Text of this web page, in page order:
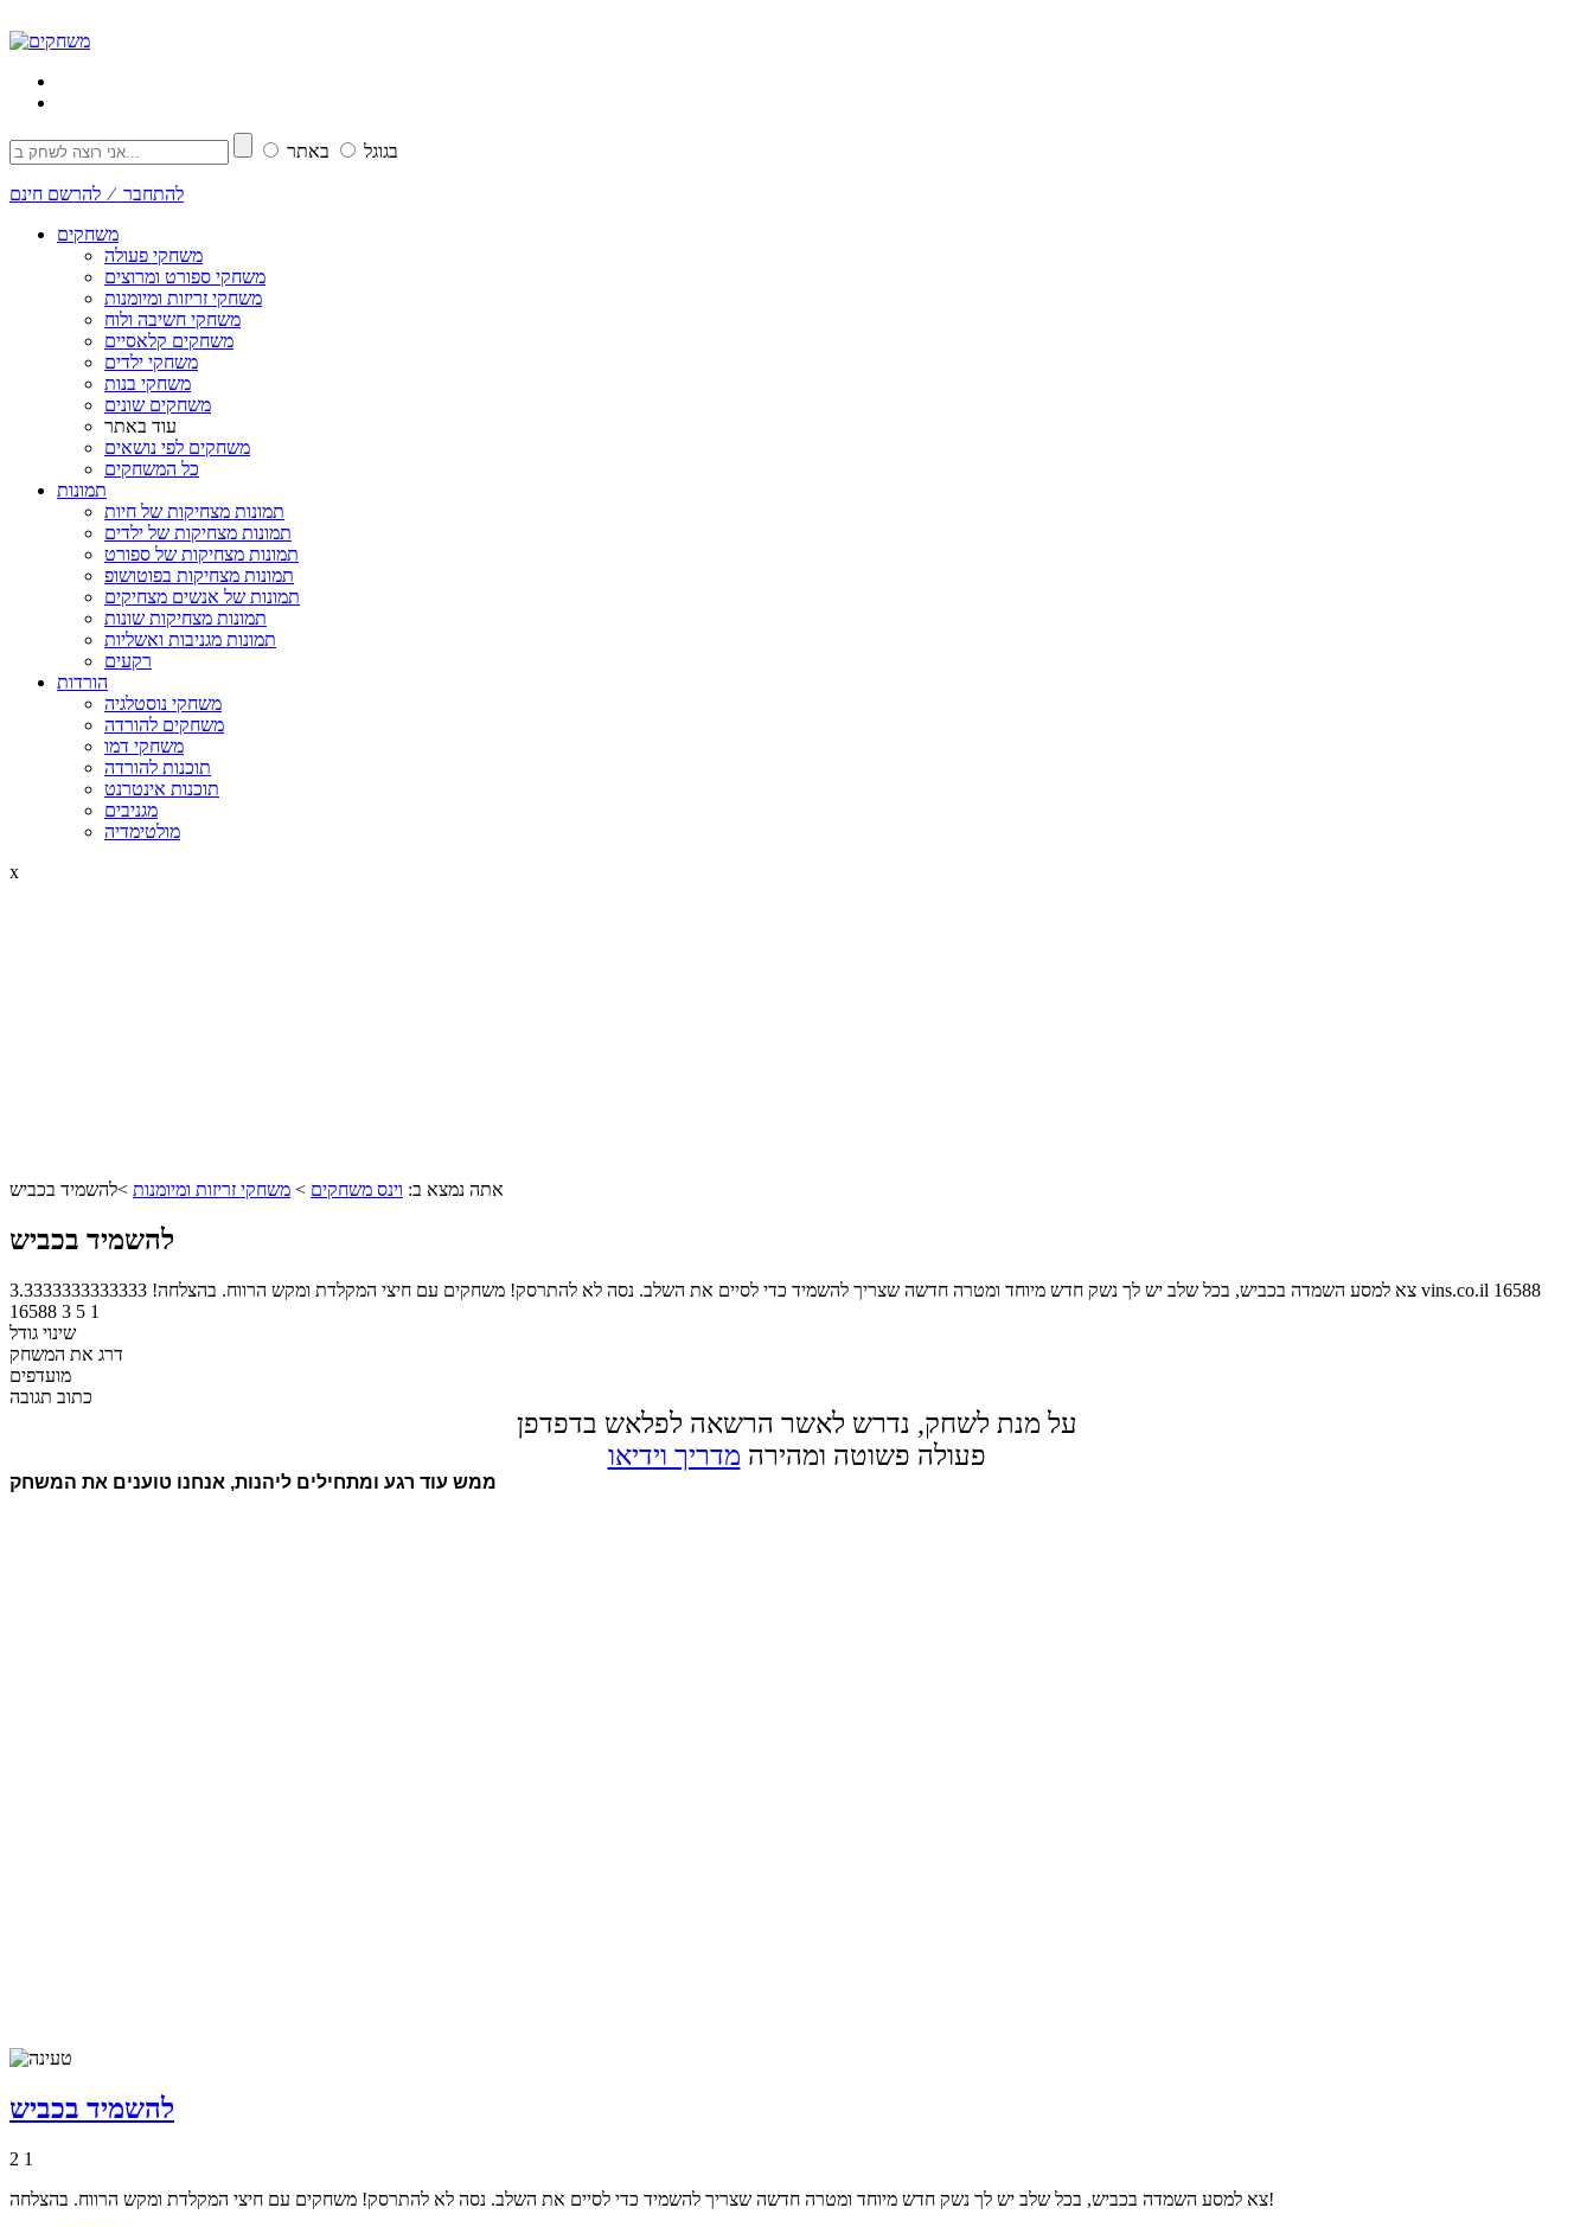
בגוגל באתר
להתחבר ⁄ להרשם חינם
משחקים
משחקי פעולה
משחקי ספורט ומרוצים
משחקי זריזות ומיומנות
משחקי חשיבה ולוח
משחקים קלאסיים
משחקי ילדים
משחקי בנות
משחקים שונים
עוד באתר
משחקים לפי נושאים
כל המשחקים
תמונות
תמונות מצחיקות של חיות
תמונות מצחיקות של ילדים
תמונות מצחיקות של ספורט
תמונות מצחיקות בפוטושופ
תמונות של אנשים מצחיקים
תמונות מצחיקות שונות
תמונות מגניבות ואשליות
רקעים
הורדות
משחקי נוסטלגיה
משחקים להורדה
משחקי דמו
תוכנות להורדה
תוכנות אינטרנט
מגניבים
מולטימדיה
x
אתה נמצא ב: וינס משחקים > משחקי זריזות ומיומנות >להשמיד בכביש
להשמיד בכביש
צא למסע השמדה בכביש, בכל שלב יש לך נשק חדש מיוחד ומטרה חדשה שצריך להשמיד כדי לסיים את השלב. נסה לא להתרסק! משחקים עם חיצי המקלדת ומקש הרווח. בהצלחה! 3.3333333333333 vins.co.il 16588
16588 3 5 1
שינוי גודל
דרג את המשחק
מועדפים
כתוב תגובה
על מנת לשחק, נדרש לאשר הרשאה לפלאש בדפדפן
פעולה פשוטה ומהירה מדריך וידיאו
ממש עוד רגע ומתחילים ליהנות, אנחנו טוענים את המשחק
להשמיד בכביש
2 1
צא למסע השמדה בכביש, בכל שלב יש לך נשק חדש מיוחד ומטרה חדשה שצריך להשמיד כדי לסיים את השלב. נסה לא להתרסק! משחקים עם חיצי המקלדת ומקש הרווח. בהצלחה!